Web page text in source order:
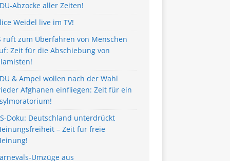
Abzocke aller Zeiten!
Weidel live im TV!
ruft zum Überfahren von Menschen
Zeit für die Abschiebung von
& Ampel wollen nach der Wahl
Afghanen einfliegen: Zeit für ein
Doku: Deutschland unterdrückt
– Zeit für freie
Umzüge aus